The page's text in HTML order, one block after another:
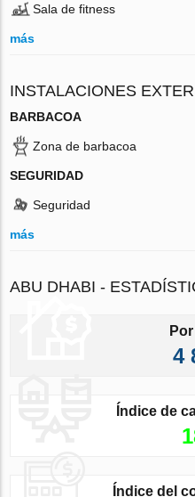
Sala de fitness
más
INSTALACIONES
BARBACOA
Zona de barbacoa
SEGURIDAD
Seguridad
más
ABU DHABI -
Por
4
Índice de
Índice del